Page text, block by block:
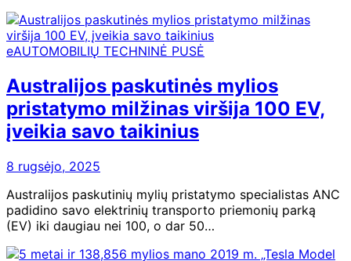
eAUTOMOBILIŲ TECHNINĖ PUSĖ
Australijos paskutinės mylios
pristatymo milžinas viršija 100 EV,
įveikia savo taikinius
8 rugsėjo, 2025
Australijos paskutinių mylių pristatymo specialistas ANC
padidino savo elektrinių transporto priemonių parką
(EV) iki daugiau nei 100, o dar 50…